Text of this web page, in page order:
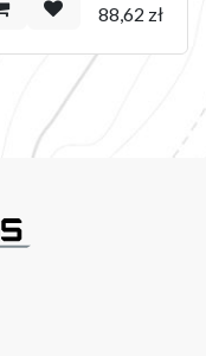
88,62 zł